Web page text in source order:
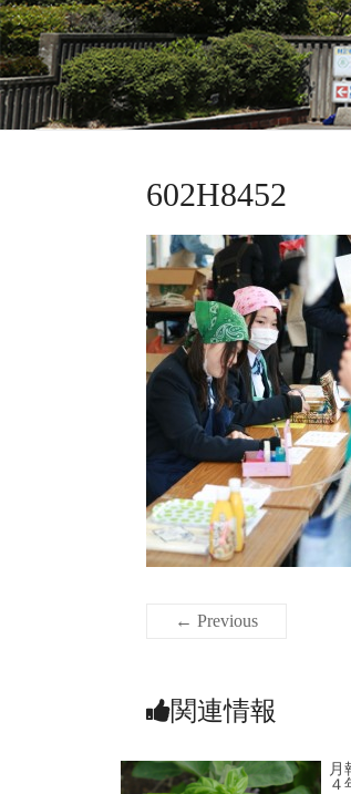
602H8452
← Previous
関連情報
月
４